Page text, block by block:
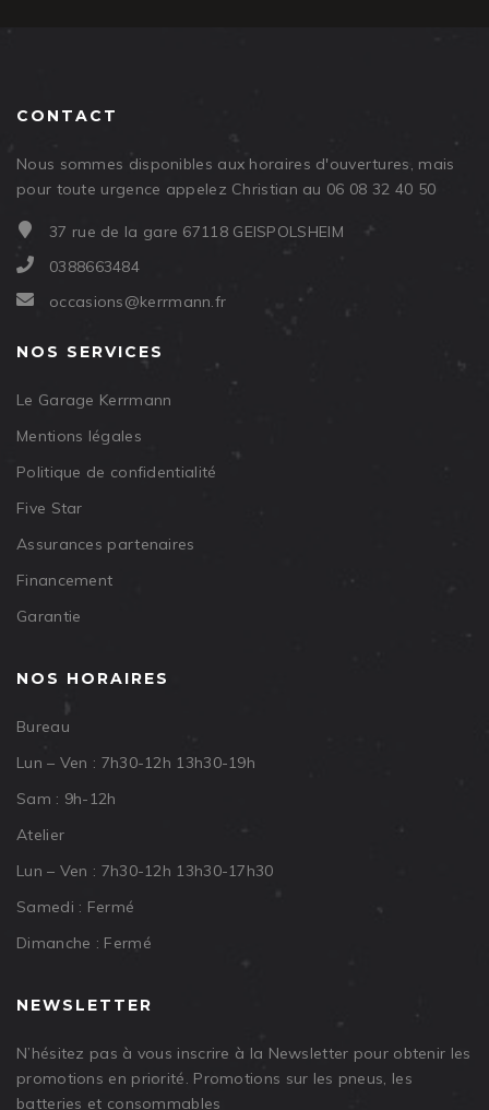
CONTACT
Nous sommes disponibles aux horaires d'ouvertures, mais
pour toute urgence appelez Christian au 06 08 32 40 50
37 rue de la gare 67118 GEISPOLSHEIM
0388663484
occasions@kerrmann.fr
NOS SERVICES
Le Garage Kerrmann
Mentions légales
Politique de confidentialité
Five Star
Assurances partenaires
Financement
Garantie
NOS HORAIRES
Bureau
Lun – Ven : 7h30-12h 13h30-19h
Sam : 9h-12h
Atelier
Lun – Ven : 7h30-12h 13h30-17h30
Samedi : Fermé
Dimanche : Fermé
NEWSLETTER
N’hésitez pas à vous inscrire à la Newsletter pour obtenir les
promotions en priorité. Promotions sur les pneus, les
batteries et consommables